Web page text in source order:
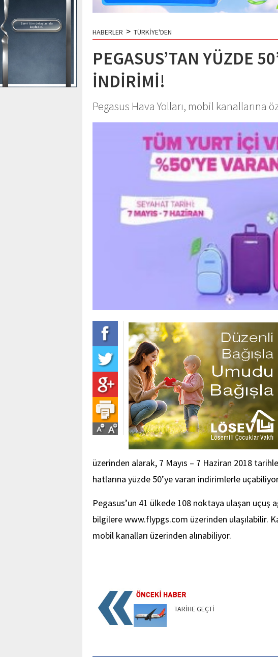
HABERLER > TÜRKİYE'DEN
PEGASUS’TAN YÜZDE
İNDİRİMİ!
Pegasus Hava Yolları, mobil kanallarına
üzerinden alarak, 7 Mayıs – 7 Haziran 2018
hatlarına yüzde 50’ye varan indirimlerle
Pegasus’un 41 ülkede 108 noktaya ulaşan uçuş
bilgilere www.flypgs.com üzerinden ulaşılabilir.
mobil kanalları üzerinden alınabiliyor.
TARİHE GEÇTİ